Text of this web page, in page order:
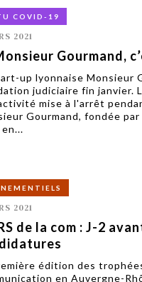
COVID-19
2021
Gourmand,
up lyonnaise Monsieur
judiciaire fin janvier.
mise à l'arrêt
Gourmand, fondée
2021
de la com : J-2
édition des
en Auvergne-